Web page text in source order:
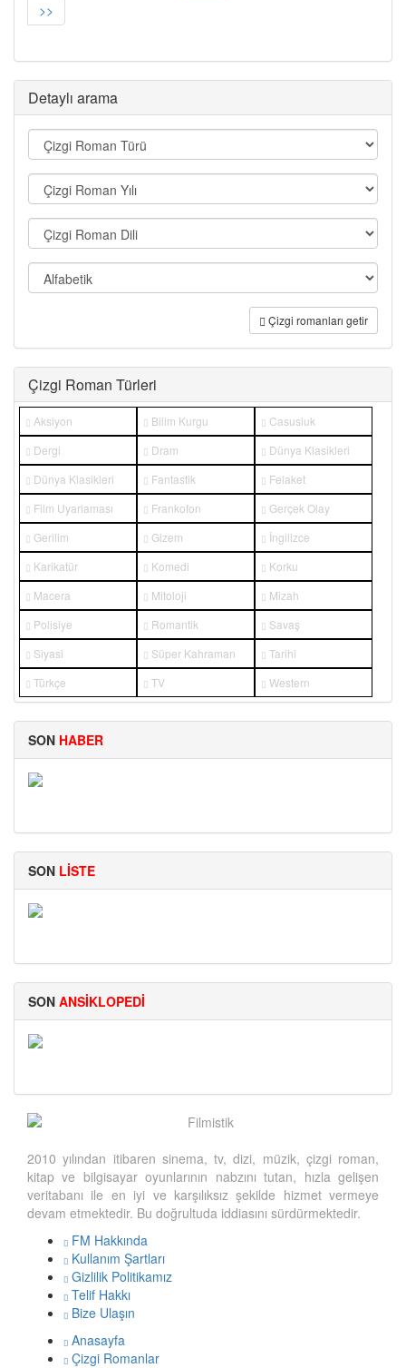
>>
Detaylı arama
Çizgi romanları getir
Çizgi Roman Türleri
Aksiyon Bilim Kurgu
Casusluk
Dergi
Dram
Dünya Klasikleri
Dünya Klasikleri
Fantastik
Felaket
Film Uyarlaması
Frankofon
Gerçek Olay
Gerilim
Gizem
İngilizce
Karikatür
Komedi
Korku
Macera
Mitoloji
Mizah
Polisiye
Romantik
Savaş
Siyasi
Süper Kahraman
Tarihi
Türkçe
TV Western
SON HABER
SON LİSTE
SON ANSİKLOPEDİ
2010 yılından itibaren sinema, tv, dizi, müzik, çizgi roman,
kitap ve bilgisayar oyunlarının nabzını tutan, hızla gelişen
veritabanı ile en iyi ve karşılıksız şekilde hizmet vermeye
devam etmektedir. Bu doğrultuda iddiasını sürdürmektedir.
FM Hakkında
Kullanım Şartları
Gizlilik Politikamız
Telif Hakkı
Bize Ulaşın
Anasayfa
Çizgi Romanlar